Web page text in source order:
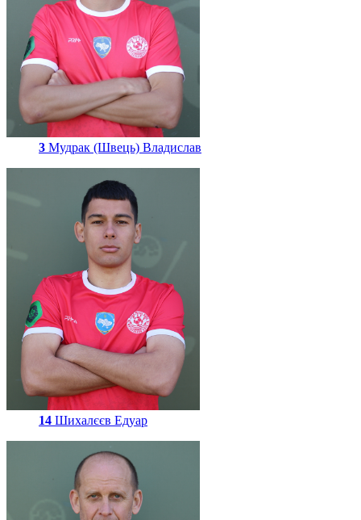
3 Мудрак (Швець) Владислав
14 Шихалєєв Едуар